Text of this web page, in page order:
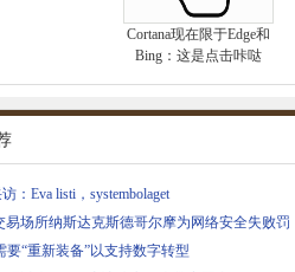
Cortana现在限于Edge和
Bing：这是点击咔哒
：Eva listi，systembolaget
易场所纳斯达克斯德哥尔摩为网络安全失败罚
要“重新装备”以支持数字转型